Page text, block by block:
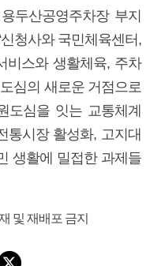
두산공영주차장 부지
청사와 국민체육센터,
비스와 생활체육, 주차
심의 새로운 거점으로
도심을 잇는 교통체계
통시장 활성화, 고지대
생활에 밀접한 과제들
및 재배포 금지